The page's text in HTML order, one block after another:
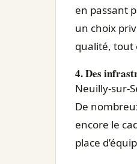
en passant
un choix
qualité, tout
4. Des
Neuilly-sur-
De
encore le
place